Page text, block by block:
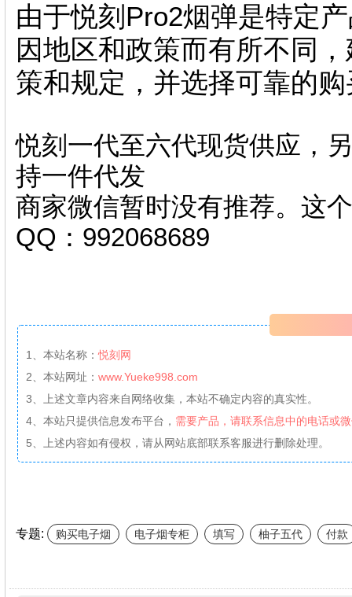
由于悦刻Pro2烟弹是特定
因地区和政策而有所不同
策和规定，并选择可靠的
悦刻一代至六代现货供应，
持一件代发
商家微信暂时没有推荐。这
QQ：992068689
1、本站名称：悦刻网
2、本站网址： www.Yueke998.com
3、上述文章内容来自网络收集，本站不确定内容的真实性。
4、本站只提供信息发布平台， 需要产品，请联系信息中的电话或
5、上述内容如有侵权，请从网站底部联系客服进行删除处理。
专题: 购买电子烟 电子烟专柜 填写 柚子五代 付款